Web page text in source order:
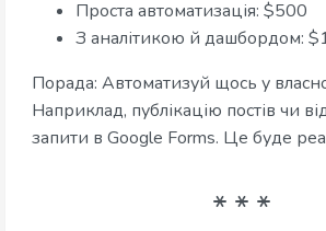
Проста автоматизація: $500
З аналітикою й дашбордом:
Порада: Автоматизуй щось у
Наприклад, публікацію постів чи
запити в Google Forms. Це буде